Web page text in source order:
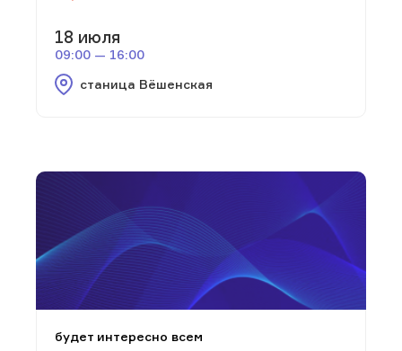
18 июля
09:00 — 16:00
станица Вёшенская
будет интересно всем